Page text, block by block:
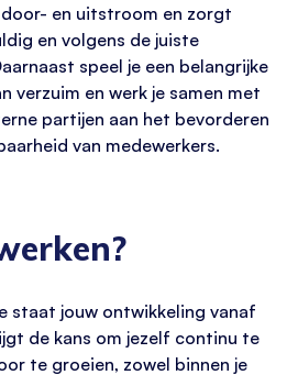
en uitstroom en zorgt
en volgens de juiste
speel je een belangrijke
verzuim en werk je samen met
partijen aan het bevorderen
van medewerkers.
staat jouw ontwikkeling vanaf
de kans om jezelf continu te
te groeien, zowel binnen je